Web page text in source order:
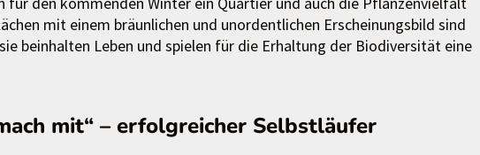
mit einem bräunlichen und unordentlichen Erscheinungsbild sind
beinhalten Leben und spielen für die Erhaltung der Biodiversität eine
mit“ – erfolgreicher Selbstläufer